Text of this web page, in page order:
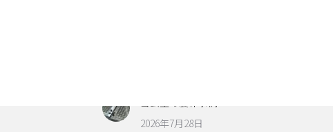
ゴム型の製作事例
2026年7月28日